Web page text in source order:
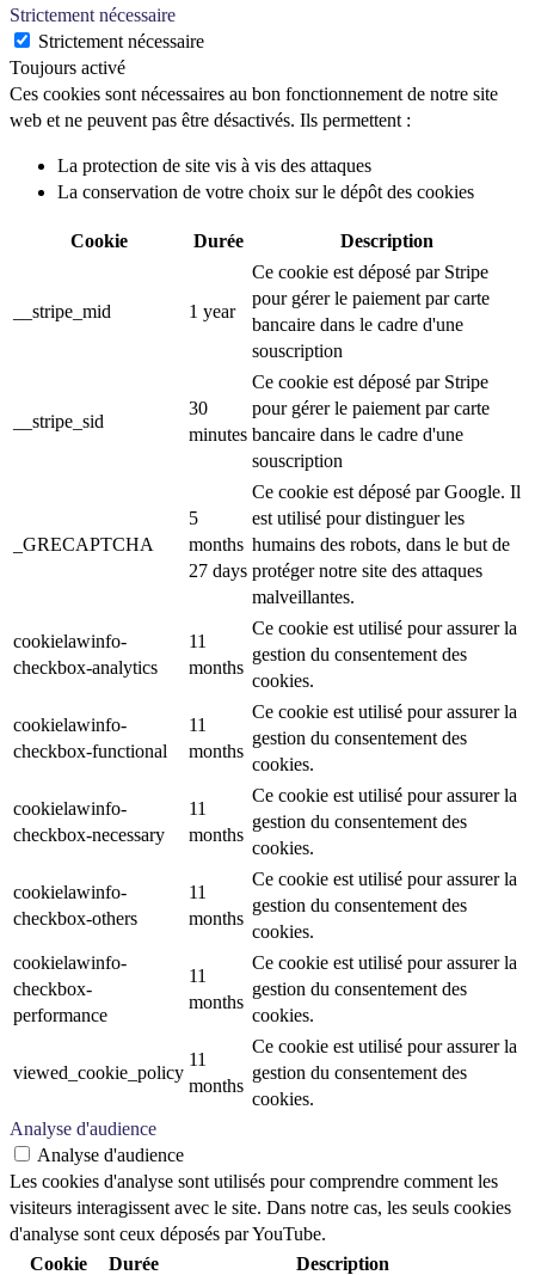
Strictement nécessaire
Strictement nécessaire
Toujours activé
Ces cookies sont nécessaires au bon fonctionnement de notre site
web et ne peuvent pas être désactivés. Ils permettent :
La protection de site vis à vis des attaques
La conservation de votre choix sur le dépôt des cookies
Cookie Durée Description
__stripe_mid 1 year
Ce cookie est déposé par Stripe
pour gérer le paiement par carte
bancaire dans le cadre d'une
souscription
__stripe_sid
30
minutes
Ce cookie est déposé par Stripe
pour gérer le paiement par carte
bancaire dans le cadre d'une
souscription
_GRECAPTCHA
5
months
27 days
Ce cookie est déposé par Google. Il
est utilisé pour distinguer les
humains des robots, dans le but de
protéger notre site des attaques
malveillantes.
cookielawinfo-
checkbox-analytics
11
months
Ce cookie est utilisé pour assurer la
gestion du consentement des
cookies.
cookielawinfo-
checkbox-functional
11
months
Ce cookie est utilisé pour assurer la
gestion du consentement des
cookies.
cookielawinfo-
checkbox-necessary
11
months
Ce cookie est utilisé pour assurer la
gestion du consentement des
cookies.
cookielawinfo-
checkbox-others
11
months
Ce cookie est utilisé pour assurer la
gestion du consentement des
cookies.
cookielawinfo-
checkbox-
performance
11
months
Ce cookie est utilisé pour assurer la
gestion du consentement des
cookies.
viewed_cookie_policy
11
months
Ce cookie est utilisé pour assurer la
gestion du consentement des
cookies.
Analyse d'audience
Analyse d'audience
Les cookies d'analyse sont utilisés pour comprendre comment les
visiteurs interagissent avec le site. Dans notre cas, les seuls cookies
d'analyse sont ceux déposés par YouTube.
Cookie
Durée Description